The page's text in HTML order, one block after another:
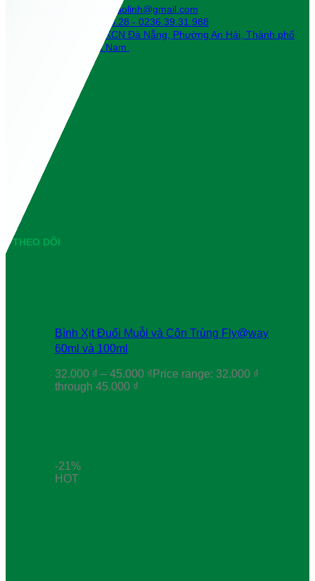
Bình Xịt Đuổi Muỗi và Côn Trùng Fly@way
60ml và 100ml
32.000 ₫ – 45.000 ₫ Price range: 32.000 ₫
through 45.000 ₫
-21%
HOT
businessbaolinh@gmail.com
SĐT: 0839.28.28.28 - 0236.39.31.988
Địa chỉ: Lô 32 KCN Đà Nẵng, Phường An Hải, Thành phố
Đà Nẵng, Việt Nam.
THEO DÕI